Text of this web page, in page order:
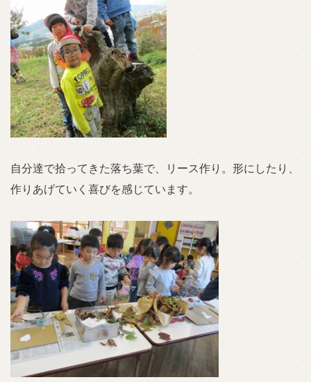
自分達で拾ってきた落ち葉で、リース作り。形にしたり、
作りあげていく喜びを感じています。